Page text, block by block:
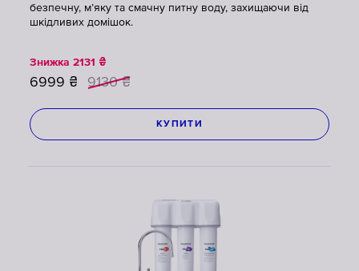
безпечну, м’яку та смачну питну воду, захищаючи від
шкідливих домішок.
Знижка 2131 ₴
6999 ₴ 9130 ₴
КУПИТИ